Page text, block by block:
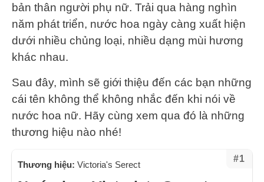
bản thân người phụ nữ. Trải qua hàng nghìn
năm phát triển, nước hoa ngày càng xuất hiện
dưới nhiều chủng loại, nhiều dạng mùi hương
khác nhau.
Sau đây, mình sẽ giới thiệu đến các bạn những
cái tên không thể không nhắc đến khi nói về
nước hoa nữ. Hãy cùng xem qua đó là những
thương hiệu nào nhé!
#1
Thương hiệu: Victoria's Serect